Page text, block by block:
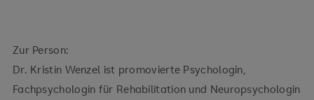
Zur Person:
Dr. Kristin Wenzel ist promovierte Psychologin,
Fachpsychologin für Rehabilitation und Neuropsychologin